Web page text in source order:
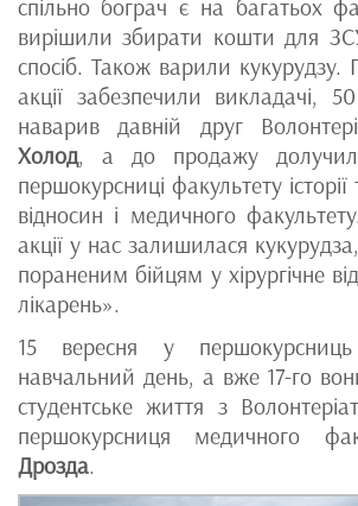
спільно бограч є на багатьох
вирішили збирати кошти для
спосіб. Також варили кукурудзу.
акції забезпечили викладачі,
наварив давній друг
Холод, а до продажу
першокурсниці факультету
відносин і медичного
акції у нас залишилася
пораненим бійцям у хірургічне
лікарень».
15 вересня у
навчальний день, а вже 17-го
студентське життя з
першокурсниця медичного
Дрозда.